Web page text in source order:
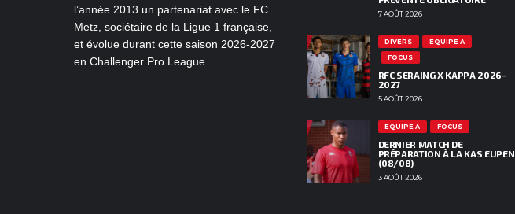
l’année 2013 un partenariat avec le FC
Metz, sociétaire de la Ligue 1 française,
et évolue durant cette saison 2026-2027
en Challenger Pro League.
7 AOÛT 2026
DIVERS
EQUIPE A
FOCUS
RFC SERAING X KAPPA 2026-
2027
5 AOÛT 2026
EQUIPE A FOCUS
DERNIER MATCH DE
PRÉPARATION À LA KAS EUPEN
(08/08)
3 AOÛT 2026